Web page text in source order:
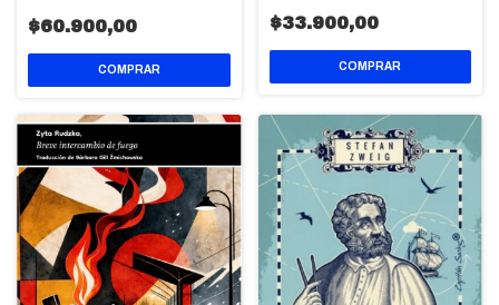
$60.900,00 $33.900,00